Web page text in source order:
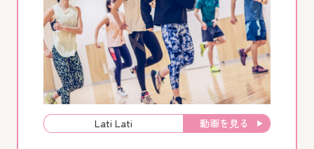
Lati Lati 動画を見る